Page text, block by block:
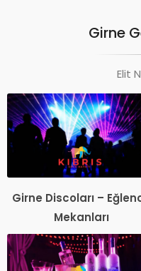
Girne
Elit
Girne Discoları –
Mekanları